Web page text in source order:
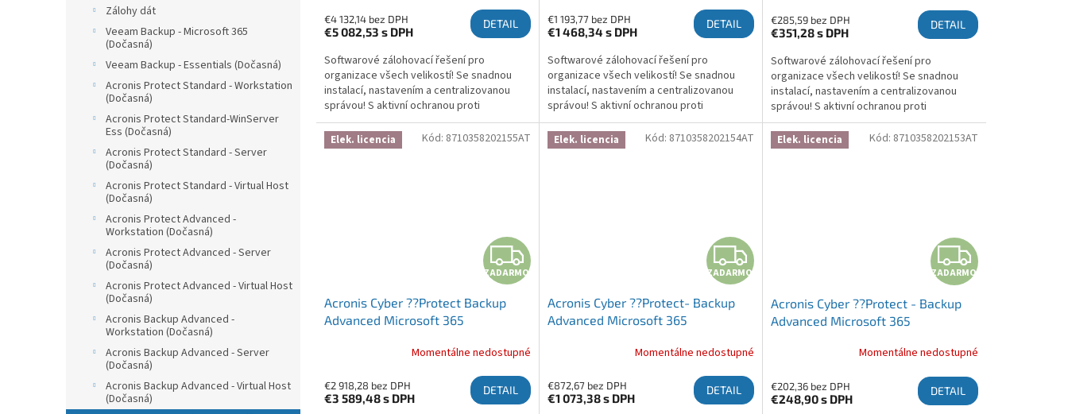
Zálohy dát
Veeam Backup - Microsoft 365
(Dočasná)
Veeam Backup - Essentials (Dočasná)
Acronis Protect Standard - Workstation
(Dočasná)
Acronis Protect Standard-WinServer
Ess (Dočasná)
Acronis Protect Standard - Server
(Dočasná)
Acronis Protect Standard - Virtual Host
(Dočasná)
Acronis Protect Advanced -
Workstation (Dočasná)
Acronis Protect Advanced - Server
(Dočasná)
Acronis Protect Advanced - Virtual Host
(Dočasná)
Acronis Backup Advanced -
Workstation (Dočasná)
Acronis Backup Advanced - Server
(Dočasná)
Acronis Backup Advanced - Virtual Host
(Dočasná)
€4 132,14 bez DPH
€5 082,53 s DPH
DETAIL
Softwarové zálohovací řešení pro
organizace všech velikostí! Se snadnou
instalací, nastavením a centralizovanou
správou! S aktivní ochranou proti
ransomwaru, která chrání zálohy a brání
šifrování! Více informací zde:...
€1 193,77 bez DPH
€1 468,34 s DPH
DETAIL
Softwarové zálohovací řešení pro
organizace všech velikostí! Se snadnou
instalací, nastavením a centralizovanou
správou! S aktivní ochranou proti
ransomwaru, která chrání zálohy a brání
šifrování! Více informací zde:...
€285,59 bez DPH
€351,28s DPH
DETAIL
Softwarové zálohovací řešení pro
organizace všech velikostí! Se snadnou
instalací, nastavením a centralizovanou
správou! S aktivní ochranou proti
ransomwaru, která chrání zálohy a brání
šifrování! Více informací zde:...
Elek. licencia
ZADARMO
ZADARMO
Acronis Cyber ??Protect Backup
Advanced Microsoft 365
Year - RenewalMomentálne nedostupné
€2 918,28 bez DPH
€3 589,48s DPH
DETAIL
Kód: 8710358202155AT Elek. licencia
ZADARMO
ZADARMO
Acronis Cyber ??Protect- Backup
Advanced Microsoft 365
Year - RenewalMomentálne nedostupné
€872,67 bez DPH
€1 073,38s DPH
DETAIL
Kód: 8710358202154AT Elek. licencia
ZADARMO
Acronis Cyber ??Protect - Backup
Advanced Microsoft 365
Momentálne nedostupné
€202,36 bez DPH
€248,90s DPH
DETAIL
Kód: 8710358202153AT